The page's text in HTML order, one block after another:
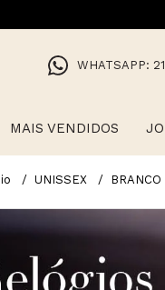
WHATSAPP:
MAIS VENDIDOS
UNISSEX BRANCO